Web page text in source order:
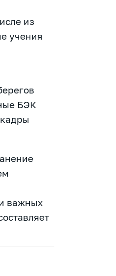
из
учения
БЭК
важных